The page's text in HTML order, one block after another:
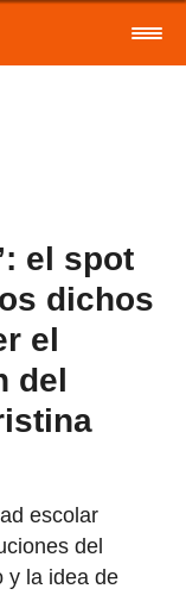
el spot
dichos
el
del
escolar
del
y la idea de